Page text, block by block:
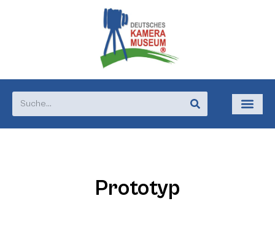
Prototyp